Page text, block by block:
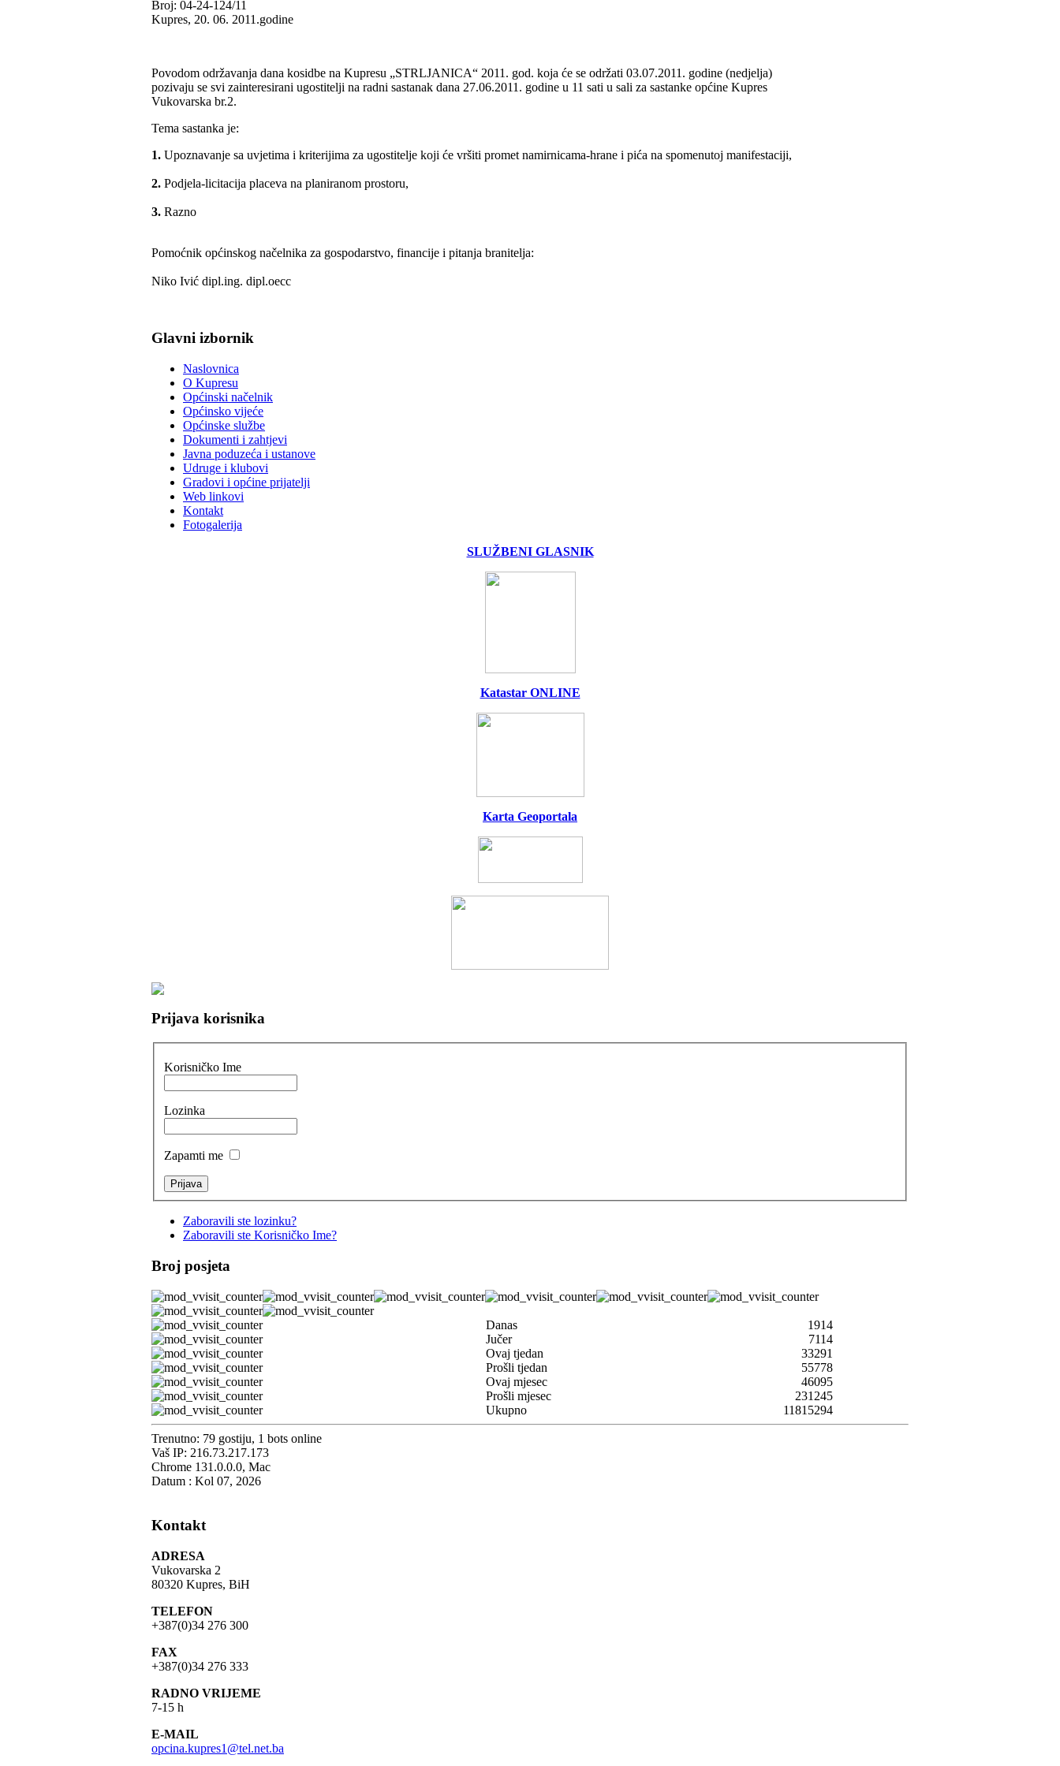
Broj: 04-24-124/11
Kupres, 20. 06. 2011.godine
Povodom održavanja dana kosidbe na Kupresu „STRLJANICA“ 2011. god. koja će se održati 03.07.2011. godine (nedjelja)
pozivaju se svi zainteresirani ugostitelji na radni sastanak dana 27.06.2011. godine u 11 sati u sali za sastanke općine Kupres
Vukovarska br.2.
Tema sastanka je:
1. Upoznavanje sa uvjetima i kriterijima za ugostitelje koji će vršiti promet namirnicama-hrane i pića na spomenutoj manifestaciji,
2. Podjela-licitacija placeva na planiranom prostoru,
3. Razno
Pomoćnik općinskog načelnika za gospodarstvo, financije i pitanja branitelja:
Niko Ivić dipl.ing. dipl.oecc
Glavni izbornik
Naslovnica
O Kupresu
Općinski načelnik
Općinsko vijeće
Općinske službe
Dokumenti i zahtjevi
Javna poduzeća i ustanove
Udruge i klubovi
Gradovi i općine prijatelji
Web linkovi
Kontakt
Fotogalerija
SLUŽBENI GLASNIK
Katastar ONLINE
Karta Geoportala
Prijava korisnika
Korisničko Ime
Lozinka
Zapamti me
Zaboravili ste lozinku?
Zaboravili ste Korisničko Ime?
Broj posjeta
Danas
1914
Jučer
7114
Ovaj tjedan
33291
Prošli tjedan
55778
Ovaj mjesec
46095
Prošli mjesec
231245
Ukupno
11815294
Trenutno: 79 gostiju, 1 bots online
Vaš IP: 216.73.217.173
Chrome 131.0.0.0, Mac
Datum : Kol 07, 2026
Kontakt
ADRESA
Vukovarska 2
80320 Kupres, BiH
TELEFON
+387(0)34 276 300
FAX
+387(0)34 276 333
RADNO VRIJEME
7-15 h
E-MAIL
opcina.kupres1@tel.net.ba